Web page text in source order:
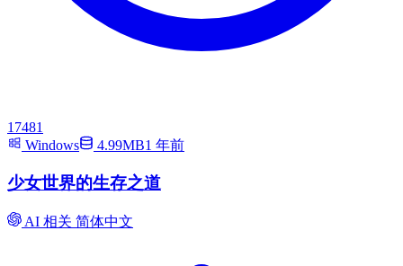
17481
Windows
4.99MB1 年前
少女世界的生存之道
AI 相关 简体中文